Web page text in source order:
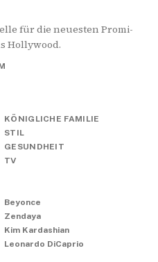
für die neuesten Promi-
Hollywood.
KÖNIGLICHE FAMILIE
STIL
GESUNDHEIT
TV
Beyonce
Zendaya
Kim Kardashian
Leonardo DiCaprio